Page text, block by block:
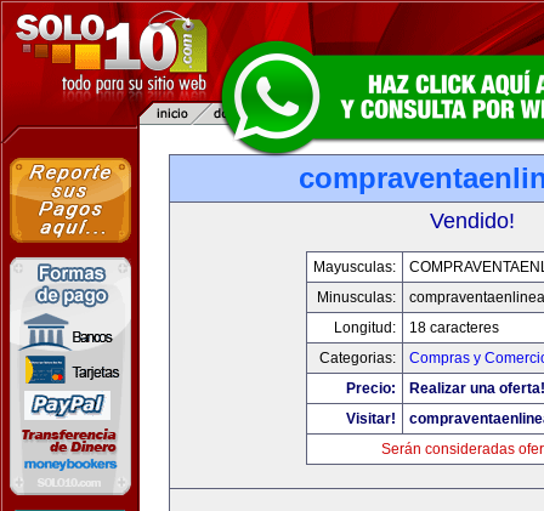
Vendido!
Mayusculas:
Minusculas:
Longitud:
18 caracteres
Categorias:
Compras y
Precio:
Realizar una oferta!
Visitar!
Serán consideradas